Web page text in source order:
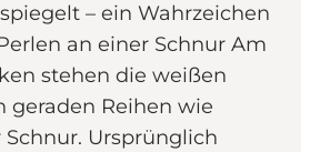
– ein Wahrzeichen
an einer Schnur Am
stehen die weißen
geraden Reihen wie
Schnur. Ursprünglich